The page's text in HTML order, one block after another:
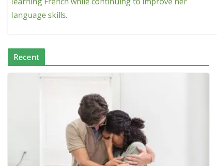
language skills.
Recent